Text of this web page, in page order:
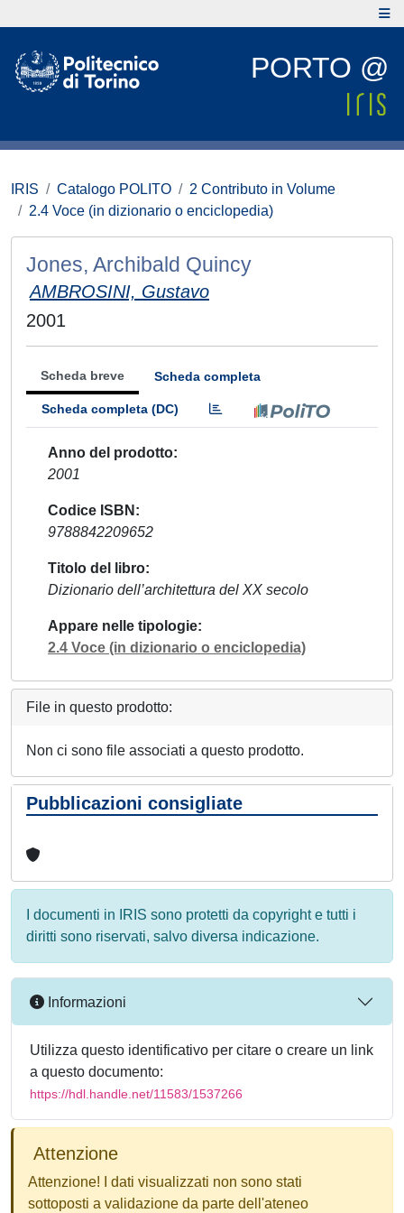
PORTO @
IRIS Catalogo POLITO
2 Contributo in Volume
2.4 Voce (in dizionario o enciclopedia)
Jones, Archibald Quincy
AMBROSINI, Gustavo
2001
Scheda breve Scheda completa
Scheda completa (DC)
Anno del prodotto
2001
Codice ISBN
9788842209652
Titolo del libro
Dizionario dell’architettura del XX secolo
Appare nelle tipologie
2.4 Voce (in dizionario o enciclopedia)
File in questo prodotto:
Non ci sono file associati a questo prodotto.
Pubblicazioni consigliate
I documenti in IRIS sono protetti da copyright e tutti i
diritti sono riservati, salvo diversa indicazione.
Informazioni
Utilizza questo identificativo per citare o creare un link
a questo documento:
https://hdl.handle.net/11583/1537266
Attenzione
Attenzione! I dati visualizzati non sono stati
sottoposti a validazione da parte dell'ateneo